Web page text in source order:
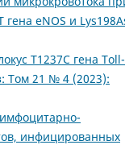
eNOS и
T1237C гена Тоll-
Том 21 № 4 (2023):
инфицированных